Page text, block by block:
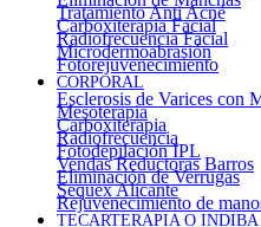
Tratamiento Anti Acné
Carboxiterapia Facial
Radiofrecuencia Facial
Microdermoabrasión
Fotorejuvenecimiento
CORPORAL
Esclerosis de Varices con
Mesoterapia
Carboxiterapia
Radiofrecuencia
Fotodepilación IPL
Vendas Reductoras Barros
Eliminación de Verrugas
Sequex Alicante
Rejuvenecimiento de
TECARTERAPIA O INDIBA